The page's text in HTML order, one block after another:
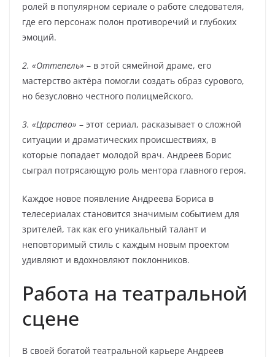
ролей в популярном сериале о работе следователя,
где его персонаж полон противоречий и глубоких
эмоций.
2. «Оттепель» – в этой сямейной драме, его
мастерство актёра помогли создать образ сурового,
но безусловно честного полицмейского.
3. «Царство» – этот сериал, расказывает о сложной
ситуации и драматических происшествиях, в
которые попадает молодой врач. Андреев Борис
сыграл потрясающую роль ментора главного героя.
Каждое новое появление Андреева Бориса в
телесериалах становится значимым событием для
зрителей, так как его уникальный талант и
неповторимый стиль с каждым новым проектом
удивляют и вдохновляют поклонников.
Работа на театральной
сцене
В своей богатой театральной карьере Андреев